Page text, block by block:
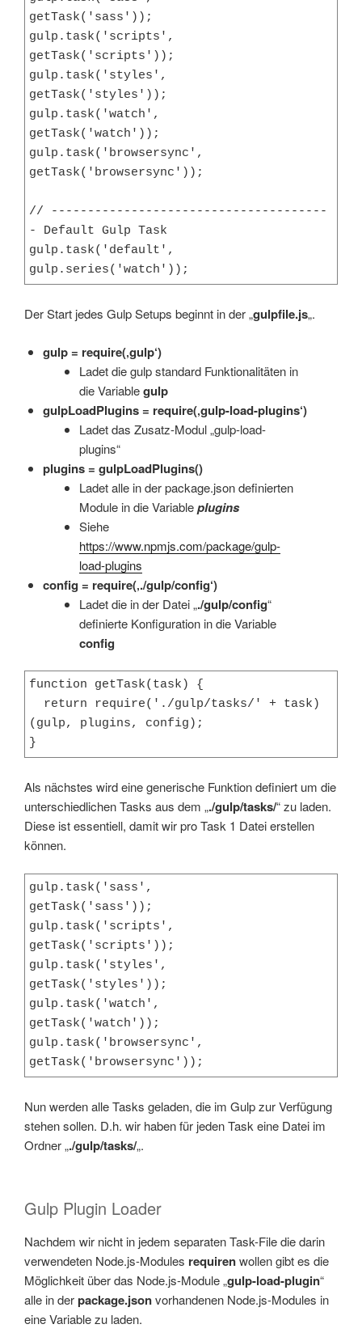
getTask('sass'));
gulp.task('scripts',
getTask('scripts'));
gulp.task('styles',
getTask('styles'));
gulp.task('watch',
getTask('watch'));
gulp.task('browsersync',
getTask('browsersync'));
// --------------------------------------
- Default Gulp Task
gulp.task('default',
gulp.series('watch'));
Der Start jedes Gulp Setups beginnt in der „gulpfile.js„.
gulp = require(‚gulp‘)
Ladet die gulp standard Funktionalitäten in
die Variablegulp
gulpLoadPlugins = require(‚gulp-load-plugins‘)
Ladet das Zusatz-Modul „gulp-load-
plugins“
plugins = gulpLoadPlugins()
Ladet alle in der package.json definierten
Module in die Variableplugins
Siehe
https://www.npmjs.com/package/gulp-
load-plugins
config = require(‚./gulp/config‘)
Ladet die in der Datei „./gulp/config“
definierte Konfiguration in die Variable
config
function getTask(task) {
(gulp, plugins, config);
}
Als nächstes wird eine generische Funktion definiert um die
unterschiedlichen Tasks aus dem „./gulp/tasks/“ zu laden.
Diese ist essentiell, damit wir pro Task 1 Datei erstellen
können.
gulp.task('sass',
getTask('sass'));
gulp.task('scripts',
getTask('scripts'));
gulp.task('styles',
getTask('styles'));
gulp.task('watch',
getTask('watch'));
gulp.task('browsersync',
getTask('browsersync'));
Nun werden alle Tasks geladen, die im Gulp zur Verfügung
stehen sollen. D.h. wir haben für jeden Task eine Datei im
Ordner „./gulp/tasks/„.
Gulp Plugin Loader
Nachdem wir nicht in jedem separaten Task-File die darin
verwendeten Node.js-Modules requirenwollen gibt es die
Möglichkeit über das Node.js-Module „gulp-load-plugin“
alle in derpackage.jsonvorhandenen Node.js-Modules in
eine Variable zu laden.